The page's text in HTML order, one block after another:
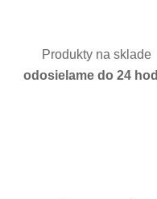
Produkty na sklade
odosielame do 24